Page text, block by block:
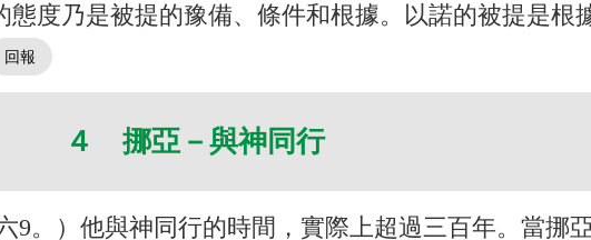
度乃是被提的豫備、條件和根據。以諾的被提是根
４ 挪亞－與神同行
9。）他與神同行的時間，實際上超過三百年。當挪